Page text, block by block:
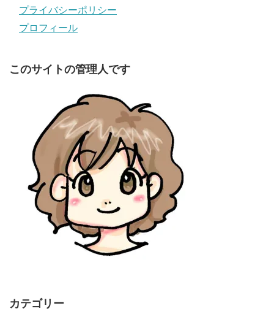
プライバシーポリシー
プロフィール
このサイトの管理人です
カテゴリー